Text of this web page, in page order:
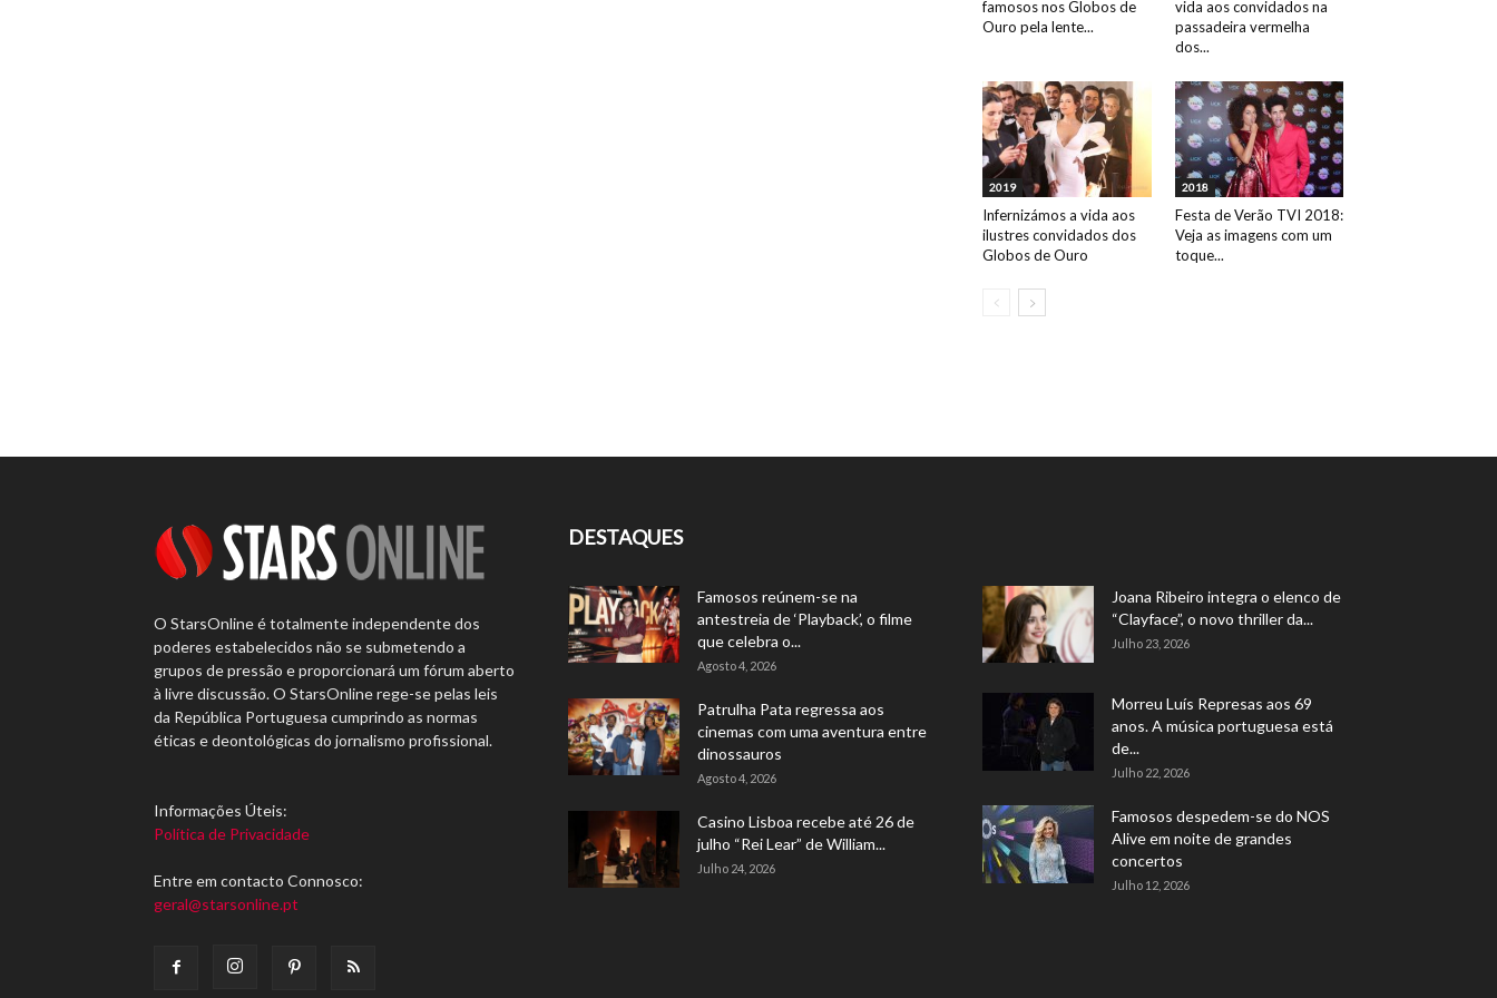
famosos nos Globos de
Ouro pela lente...
vida aos convidados na
passadeira vermelha
dos...
2019
Infernizámos a vida aos
ilustres convidados dos
Globos de Ouro
2018
Festa de Verão TVI 2018:
Veja as imagens com um
toque...
O StarsOnline é totalmente independente dos
poderes estabelecidos não se submetendo a
grupos de pressão e proporcionará um fórum aberto
à livre discussão. O StarsOnline rege-se pelas leis
da República Portuguesa cumprindo as normas
éticas e deontológicas do jornalismo profissional.
Informações Úteis:
Política de Privacidade
Entre em contacto Connosco:
geral@starsonline.pt
DESTAQUES
Famosos reúnem-se na
antestreia de ‘Playback’, o filme
que celebra o...
Agosto 4, 2026
Patrulha Pata regressa aos
cinemas com uma aventura entre
dinossauros
Agosto 4, 2026
Casino Lisboa recebe até 26 de
julho “Rei Lear” de William...
Julho 24, 2026
Joana Ribeiro integra o elenco de
“Clayface”, o novo thriller da...
Julho 23, 2026
Morreu Luís Represas aos 69
anos. A música portuguesa está
de...
Julho 22, 2026
Famosos despedem-se do NOS
Alive em noite de grandes
concertos
Julho 12, 2026